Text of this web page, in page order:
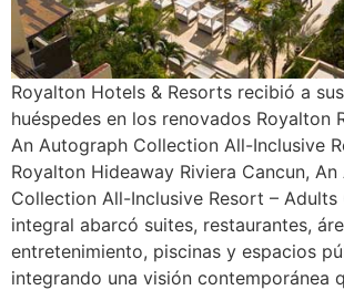
Royalton Hotels & Resorts recibió a
huéspedes en los renovados Royalton
An Autograph Collection All-Inclusive
Royalton Hideaway Riviera Cancun,
Collection All-Inclusive Resort – Adults
integral abarcó suites, restaurantes,
entretenimiento, piscinas y espacios
integrando una visión contemporánea